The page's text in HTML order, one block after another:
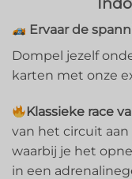
Ervaar de
Dompel jezelf
karten met onze
Klassieke race
van het circuit
waarbij je het
in een